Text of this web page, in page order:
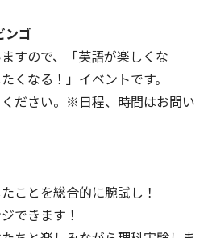
ンゴ
すので、「英語が楽しくな
くなる！」イベントです。
ださい。※日程、時間はお問い
ことを総合的に腕試し！
できます！